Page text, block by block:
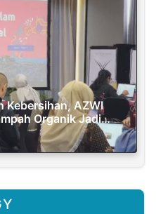
Kebersihan, AZWI
Organik Jadi